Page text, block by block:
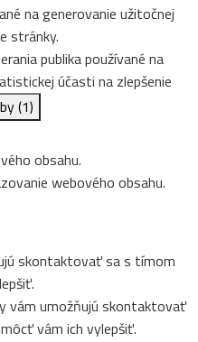
na generovanie užitočnej
stránky.
publika používané na
účasti na zlepšenie
(1)
obsahu.
webového obsahu.
skontaktovať sa s tímom
vám umožňujú skontaktovať
vám ich vylepšiť.